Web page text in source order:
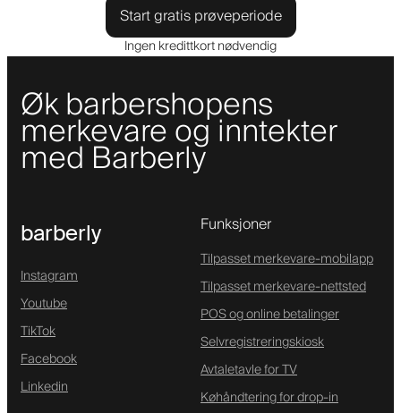
Start gratis prøveperiode
Ingen kredittkort nødvendig
Øk barbershopens
merkevare og inntekter
med Barberly
barberly
Instagram
Youtube
TikTok
Facebook
Linkedin
Funksjoner
Tilpasset merkevare-mobilapp
Tilpasset merkevare-nettsted
POS og online betalinger
Selvregistreringskiosk
Avtaletavle for TV
Køhåndtering for drop-in